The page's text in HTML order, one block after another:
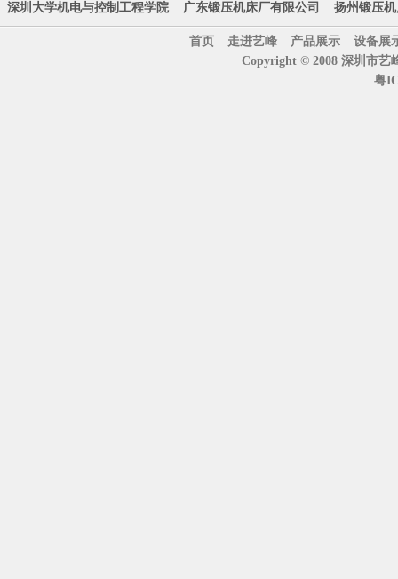
深圳大学机电与控制工程学院 广东锻压机床厂有限公司 扬州锻压
首页 走进艺峰 产品展示
设备展
Copyright © 2008 深圳市艺
粤